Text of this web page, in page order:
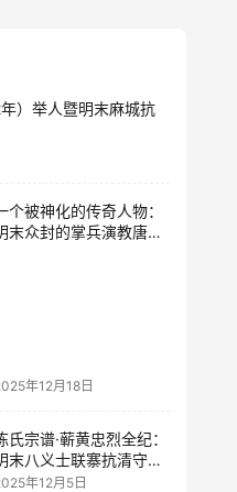
）举人暨明末麻城抗
个被神化的传奇人物：
末众封的掌兵演教唐氏
年12月18日
氏宗谱·蕲黄忠烈全纪：
末八义士联寨抗清守华
纪事年12月5日